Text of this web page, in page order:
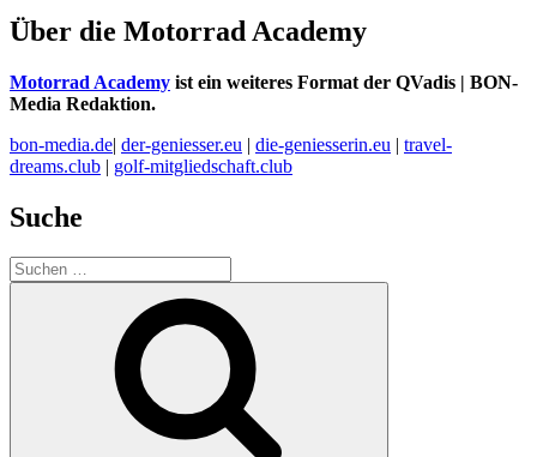
Über die Motorrad Academy
Motorrad Academy ist ein weiteres Format der QVadis | BON-
Media Redaktion.
bon-media.de| der-geniesser.eu | die-geniesserin.eu | travel-
dreams.club | golf-mitgliedschaft.club
Suche
Suchen
nach: